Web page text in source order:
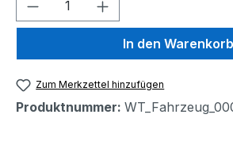
In den Warenkorb
Zum Merkzettel hinzufügen
Produktnummer: